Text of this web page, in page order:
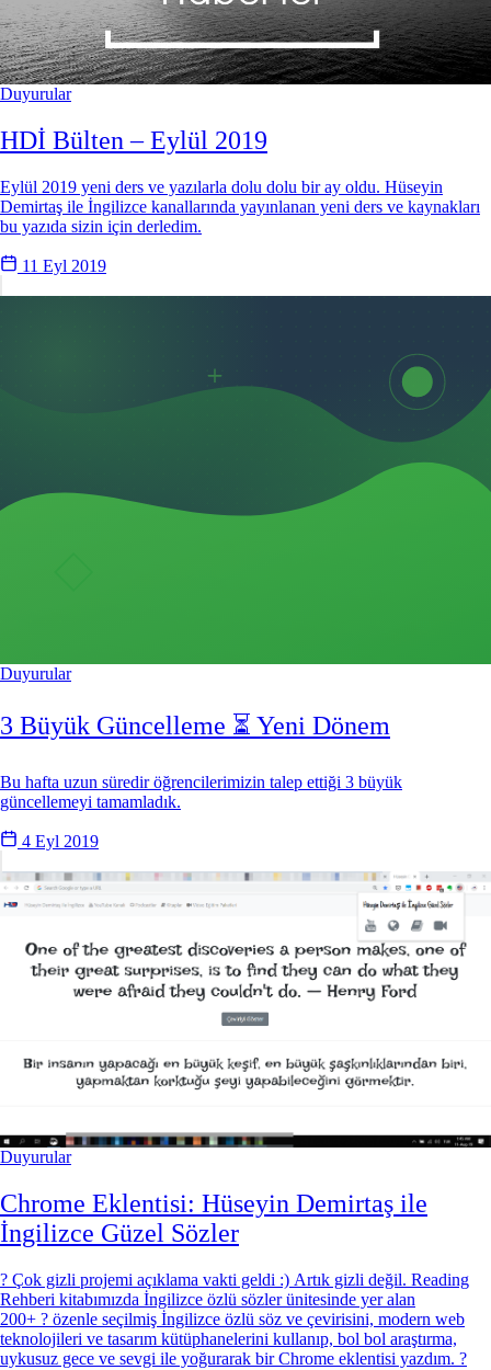
Duyurular
HDİ Bülten – Eylül 2019
Eylül 2019 yeni ders ve yazılarla dolu dolu bir ay oldu. Hüseyin
Demirtaş ile İngilizce kanallarında yayınlanan yeni ders ve kaynakları
bu yazıda sizin için derledim.
11 Eyl 2019
Duyurular
3 Büyük Güncelleme ⏳ Yeni Dönem
Bu hafta uzun süredir öğrencilerimizin talep ettiği 3 büyük
güncellemeyi tamamladık.
4 Eyl 2019
Duyurular
Chrome Eklentisi: Hüseyin Demirtaş ile
İngilizce Güzel Sözler
? Çok gizli projemi açıklama vakti geldi :) Artık gizli değil. Reading
Rehberi kitabımızda İngilizce özlü sözler ünitesinde yer alan
200+ ? özenle seçilmiş İngilizce özlü söz ve çevirisini, modern web
teknolojileri ve tasarım kütüphanelerini kullanıp, bol bol araştırma,
uykusuz gece ve sevgi ile yoğurarak bir Chrome eklentisi yazdım. ?